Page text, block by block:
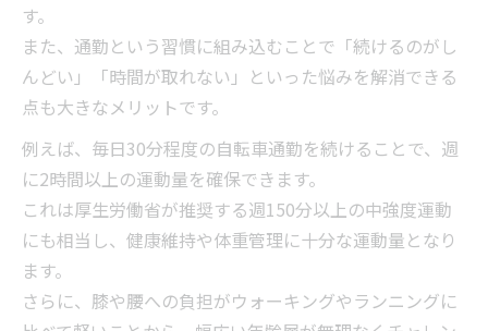
す。
また、通勤という習慣に組み込むことで「続けるのがし
んどい」「時間が取れない」といった悩みを解消できる
点も大きなメリットです。
例えば、毎日30分程度の自転車通勤を続けることで、週
に2時間以上の運動量を確保できます。
これは厚生労働省が推奨する週150分以上の中強度運動
にも相当し、健康維持や体重管理に十分な運動量となり
ます。
さらに、膝や腰への負担がウォーキングやランニングに